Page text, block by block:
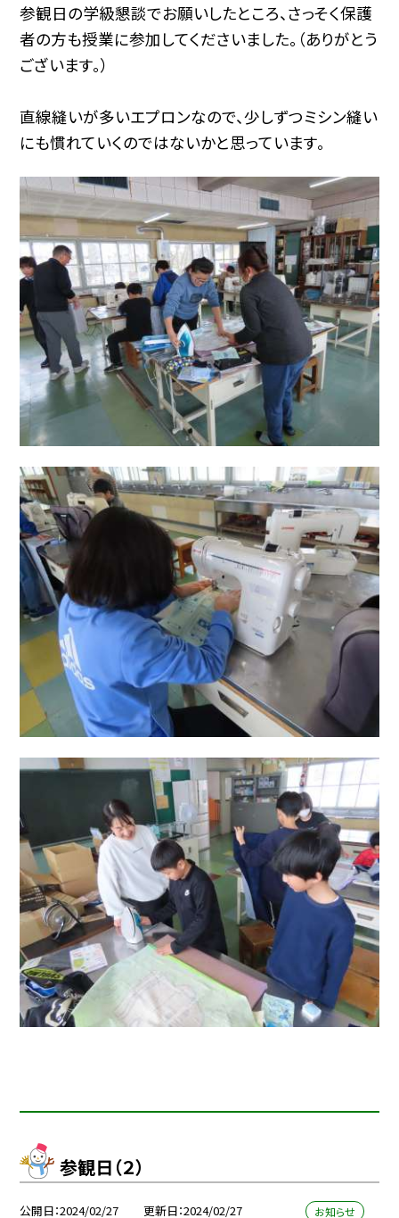
参観日の学級懇談でお願いしたところ、さっそく保護
者の方も授業に参加してくださいました。（ありがとう
ございます。）
直線縫いが多いエプロンなので、少しずつミシン縫い
にも慣れていくのではないかと思っています。
参観日（２）
公開日 2024/02/27 更新日 2024/02/27 お知らせ